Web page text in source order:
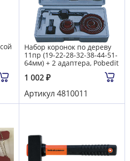
Набор коронок по дереву
11пр (19-22-28-32-38-44-51-
64мм) + 2 адаптера, Pobedit
1 002₽
Артикул 4810011